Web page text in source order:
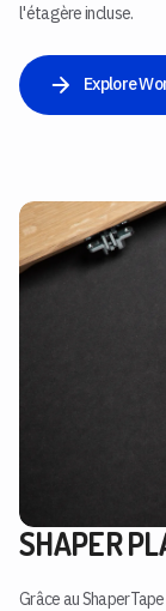
l'étagère incluse.
Explore
SHAPER
Grâce au